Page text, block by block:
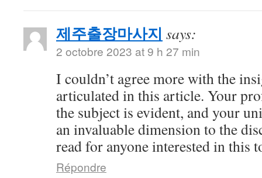
제주출장마사지 says:
2 octobre 2023 at 9 h 27 min
I couldn’t agree more with the
articulated in this article. Your
the subject is evident, and your
an invaluable dimension to the
read for anyone interested in this
Répondre